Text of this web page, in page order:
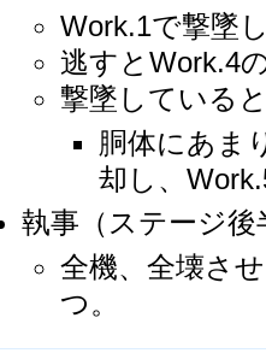
Work.1で撃墜
逃すとWork.4
撃墜している
胴体にあま
却し、
執事（ステージ後
全機、全壊さ
つ。